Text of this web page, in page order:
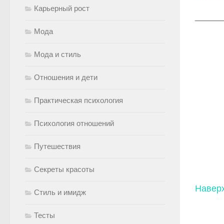
Карьерный рост
Мода
Мода и стиль
Отношения и дети
Практическая психология
Психология отношений
Путешествия
Секреты красоты
Стиль и имидж
Тесты